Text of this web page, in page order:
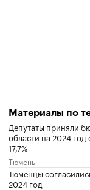
Материалы по
Депутаты приняли
области на 2024
17,7%
Тюмень
Тюменцы
2024 год